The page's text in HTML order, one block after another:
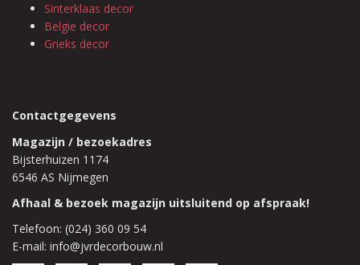
Sinterklaas decor
Belgie decor
Grieks decor
Contactgegevens
Magazijn / bezoekadres
Bijsterhuizen 1174
6546 AS Nijmegen
Afhaal & bezoek magazijn uitsluitend op afspraak!
Telefoon: (024) 360 09 54
E-mail: info@jvrdecorbouw.nl